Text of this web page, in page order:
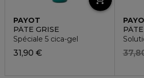
PAYOT
PÂTE GRISE
Spéciale 5 cica-gel
31,90 €